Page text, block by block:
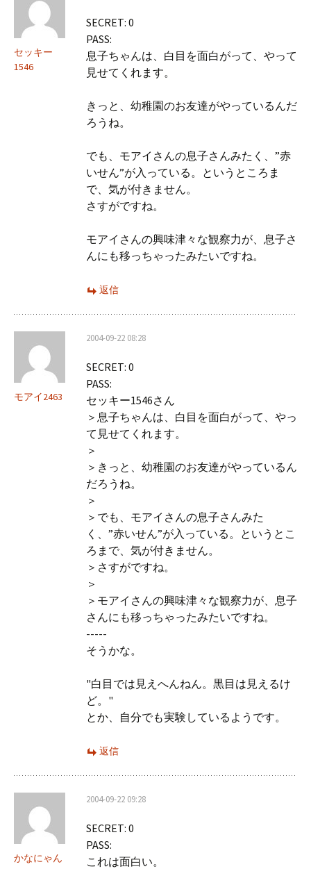
ンセッキー
1546
SECRET: 0
PASS:
息子ちゃんは、白目を面白がって、やって
見せてくれます。
きっと、幼稚園のお友達がやっているんだ
ろうね。
でも、モアイさんの息子さんみたく、”赤
いせん”が入っている。というところま
で、気が付きません。
さすがですね。
モアイさんの興味津々な観察力が、息子さ
んにも移っちゃったみたいですね。
返信
モアイ2463
2004-09-22 08:28
SECRET: 0
PASS:
セッキー1546さん
＞息子ちゃんは、白目を面白がって、やっ
て見せてくれます。
＞
＞きっと、幼稚園のお友達がやっているん
だろうね。
＞
＞でも、モアイさんの息子さんみた
く、”赤いせん”が入っている。というとこ
ろまで、気が付きません。
＞さすがですね。
＞
＞モアイさんの興味津々な観察力が、息子
さんにも移っちゃったみたいですね。
-----
そうかな。
"白目では見えへんねん。黒目は見えるけ
ど。"
とか、自分でも実験しているようです。
返信
かなにゃん
2004-09-22 09:28
SECRET: 0
PASS:
これは面白い。